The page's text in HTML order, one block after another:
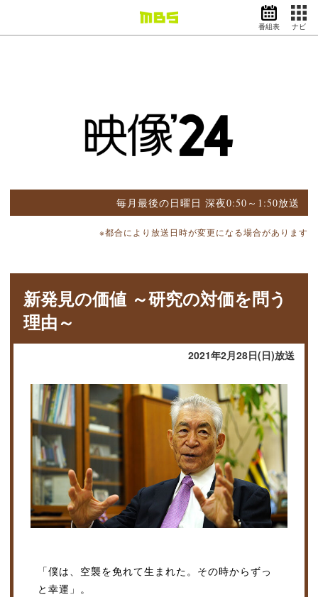
スポーツ
天気・防災 イベント
映画 アナウンサー
EN 検索 番組表
番組表 ナビ
毎月最後の日曜日 深夜0:50～1:50放送
※都合により放送日時が変更になる場合があります
新発見の価値 ～研究の対価を問う
理由～
2021年2月28日(日)放送
「僕は、空襲を免れて生まれた。その時からずっ
と幸運」。